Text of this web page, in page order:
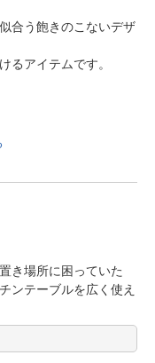
合う飽きのこないデザ
るアイテムです。
き場所に困っていた
ンテーブルを広く使え